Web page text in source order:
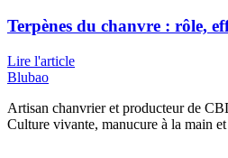
Terpènes du chanvre : rôle,
Lire l'article
Blubao
Artisan chanvrier et producteur de
Culture vivante, manucure à la main et